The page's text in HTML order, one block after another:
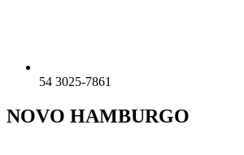
54 3025-7861
NOVO HAMBURGO